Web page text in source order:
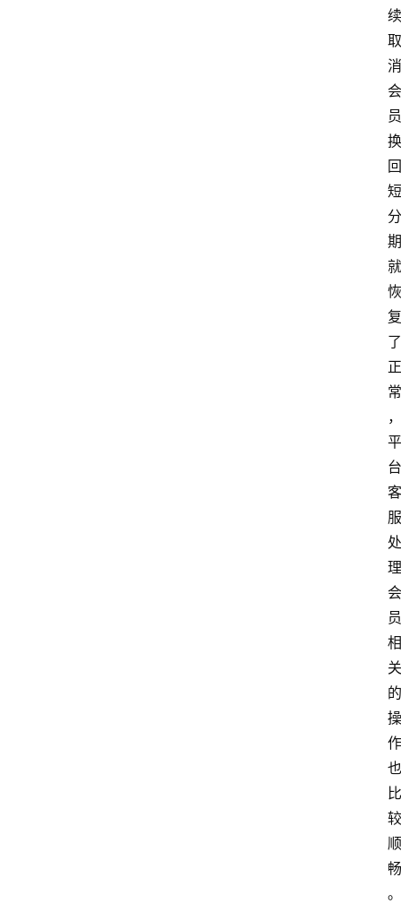
续
取
消
会
员
换
回
短
分
期
就
恢
复
了
正
常
，
平
台
客
服
处
理
会
员
相
关
的
操
作
也
比
较
顺
畅
。